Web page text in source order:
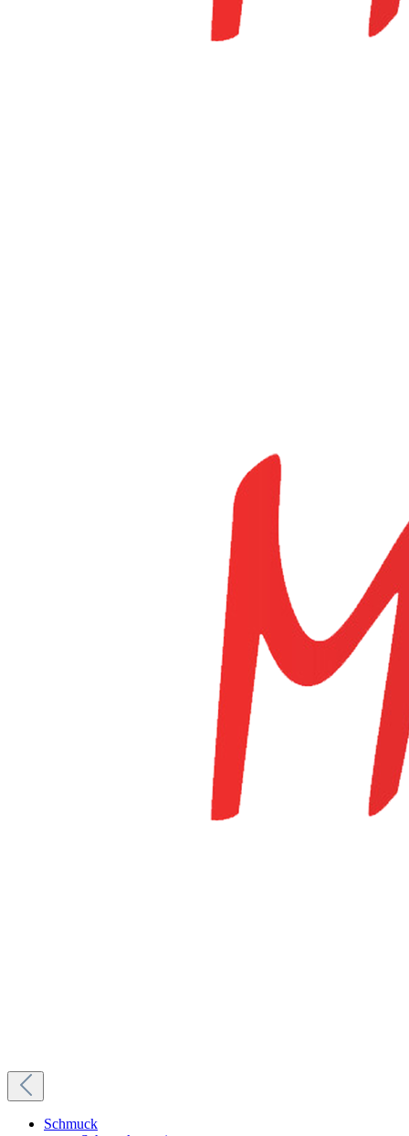
Schmuck